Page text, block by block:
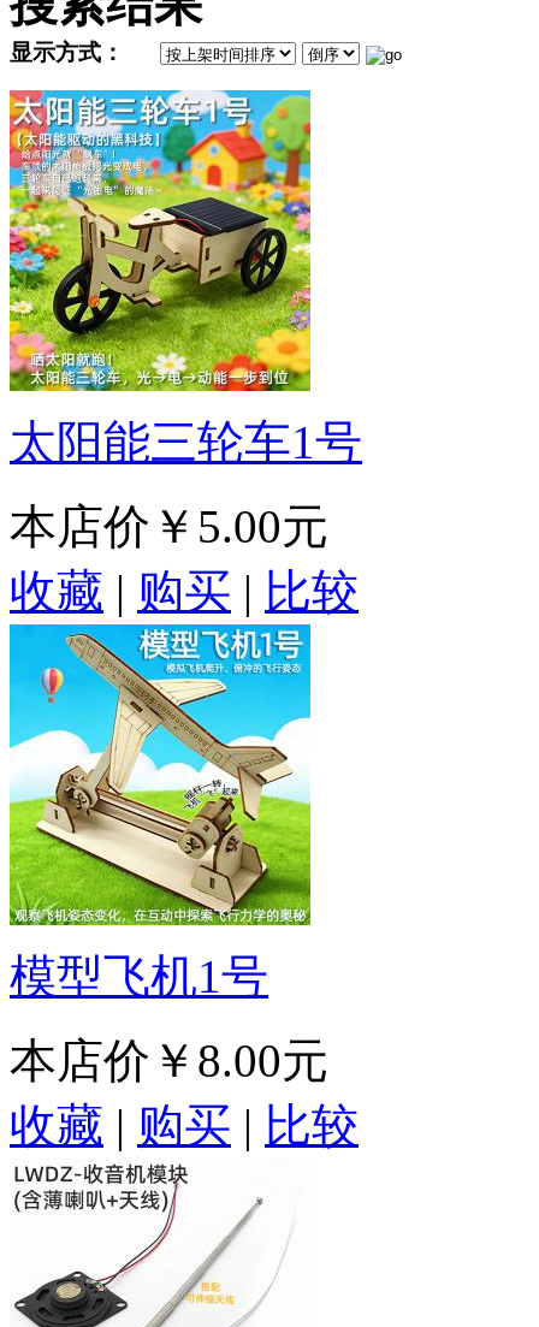
显示方式：
太阳能三轮车1号
本店价 ￥5.00元
收藏 | 购买 | 比较
模型飞机1号
本店价 ￥8.00元
收藏 | 购买 | 比较